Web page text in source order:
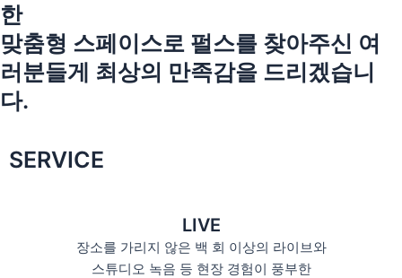
한
맞춤형 스페이스로 펄스를 찾아주신 여
러분들게 최상의 만족감을 드리겠습니
다.
SERVICE
LIVE
장소를 가리지 않은 백 회 이상의 라이브와
스튜디오 녹음 등 현장 경험이 풍부한